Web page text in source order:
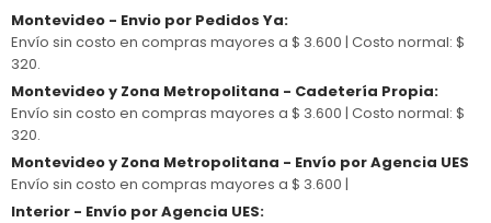
Montevideo - Envio por Pedidos Ya:
Envío sin costo en compras mayores a $ 3.600 | Costo normal: $
320.
Montevideo y Zona Metropolitana - Cadetería Propia:
Envío sin costo en compras mayores a $ 3.600 | Costo normal: $
320.
Montevideo y Zona Metropolitana - Envío por Agencia UES
Envío sin costo en compras mayores a $ 3.600 |
Interior - Envío por Agencia UES: